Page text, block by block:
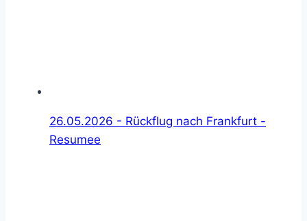
26.05.2026 - Rückflug nach Frankfurt -
Resumee